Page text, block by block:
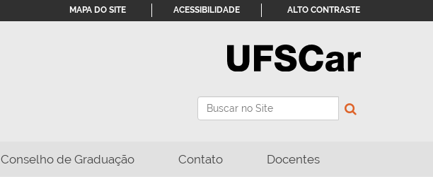
Busca
MAPA DO SITE ACESSIBILIDADE ALTO CONTRASTE
Conselho de Graduação Contato Docentes